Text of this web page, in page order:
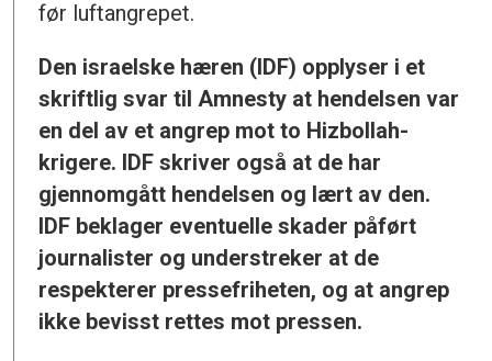
før luftangrepet.
Den israelske hæren (IDF) opplyser i et
skriftlig svar til Amnesty at hendelsen var
en del av et angrep mot to Hizbollah-
krigere. IDF skriver også at de har
gjennomgått hendelsen og lært av den.
IDF beklager eventuelle skader påført
journalister og understreker at de
respekterer pressefriheten, og at angrep
ikke bevisst rettes mot pressen.